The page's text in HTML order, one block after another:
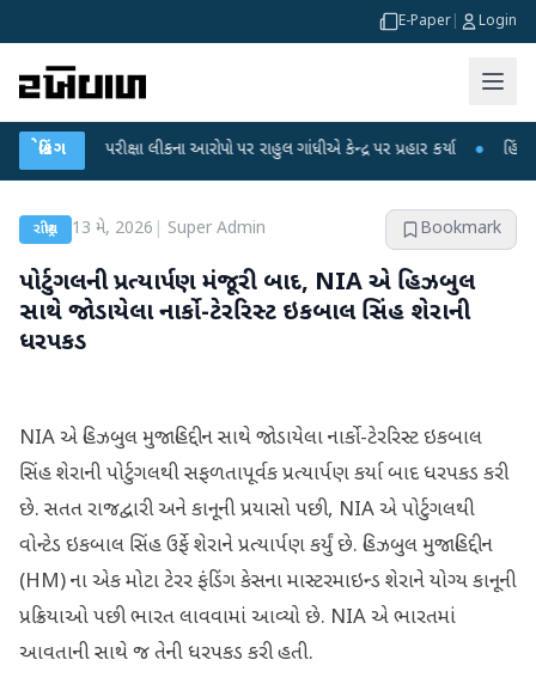
E-Paper Login
બ્રેકિંગ
પરીક્ષા લીકના આરોપો પર રાહુલ ગાંધીએ કેન્દ્ર પર પ્રહાર કર્યા ● હિંમતનગરમાં
રાષ્ટ્રીય 13 મે, 2026 Super Admin Bookmark
પોર્ટુગલની પ્રત્યાર્પણ મંજૂરી બાદ, NIA એ હિઝબુલ
સાથે જોડાયેલા નાર્કો-ટેરરિસ્ટ ઇકબાલ સિંહ શેરાની
ધરપકડ
NIA એ હિઝબુલ મુજાહિદ્દીન સાથે જોડાયેલા નાર્કો-ટેરરિસ્ટ ઇકબાલ
સિંહ શેરાની પોર્ટુગલથી સફળતાપૂર્વક પ્રત્યાર્પણ કર્યા બાદ ધરપકડ કરી
છે. સતત રાજદ્વારી અને કાનૂની પ્રયાસો પછી, NIA એ પોર્ટુગલથી
વોન્ટેડ ઇકબાલ સિંહ ઉર્ફે શેરાને પ્રત્યાર્પણ કર્યું છે. હિઝબુલ મુજાહિદ્દીન
(HM) ના એક મોટા ટેરર ફંડિંગ કેસના માસ્ટરમાઇન્ડ શેરાને યોગ્ય કાનૂની
પ્રક્રિયાઓ પછી ભારત લાવવામાં આવ્યો છે. NIA એ ભારતમાં
આવતાની સાથે જ તેની ધરપકડ કરી હતી.